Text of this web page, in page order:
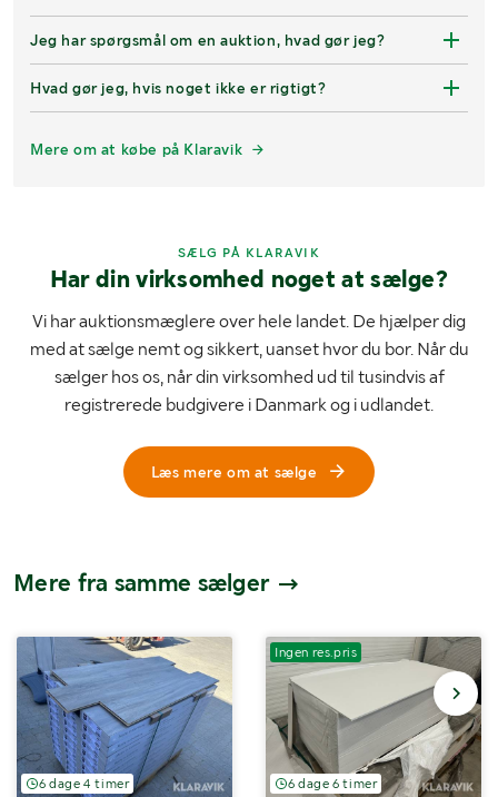
Jeg har spørgsmål om en auktion, hvad gør jeg?
Hvad gør jeg, hvis noget ikke er rigtigt?
Mere om at købe på Klaravik
SÆLG PÅ KLARAVIK
Har din virksomhed noget at sælge?
Vi har auktionsmæglere over hele landet. De hjælper dig
med at sælge nemt og sikkert, uanset hvor du bor. Når du
sælger hos os, når din virksomhed ud til tusindvis af
registrerede budgivere i Danmark og i udlandet.
Læs mere om at sælge
Mere fra samme sælger
6 dage 4 timer
Ingen res.pris
6 dage 6 timer